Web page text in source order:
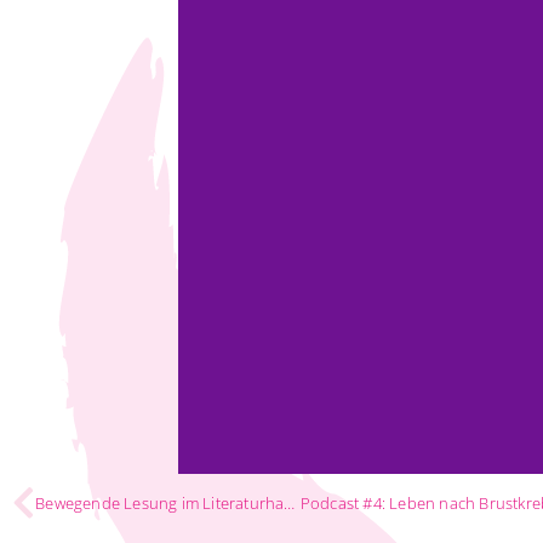
Bewegende Lesung im Literaturhaus Podcast #4: Leben nach